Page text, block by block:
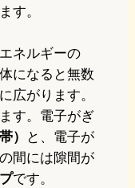
す。
ネルギーの
になると無数
広がります。
す。電子がぎ
）
と、電子が
の間には隙間が
です。